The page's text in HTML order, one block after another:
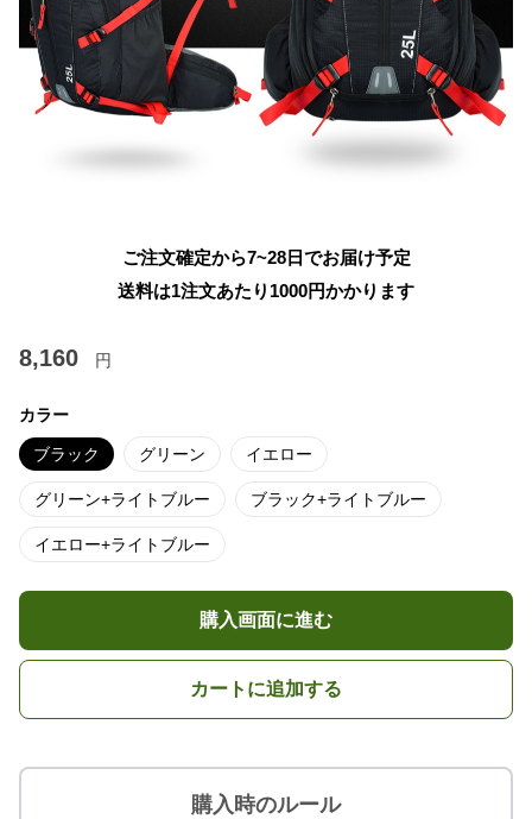
ご注文確定から7~28日でお届け予定
送料は1注文あたり 1000円かかります
8,160 円
カラー
ブラック グリーン イエロー
グリーン+ライトブルー ブラック+ライトブルー
イエロー+ライトブルー
購入画面に進む
カートに追加する
購入時のルール